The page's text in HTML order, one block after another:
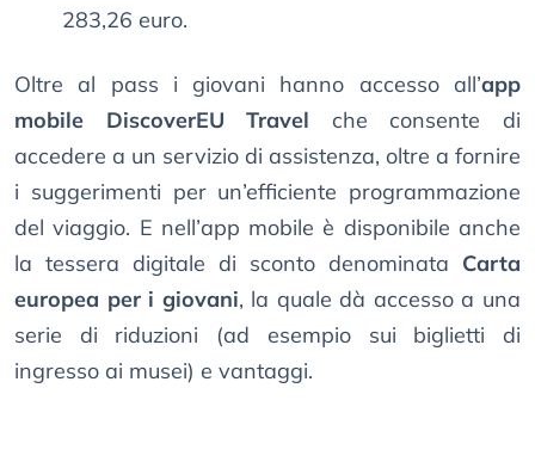
283,26 euro.
Oltre al pass i giovani hanno accesso all’app
mobile DiscoverEU Travel che consente di
accedere a un servizio di assistenza, oltre a fornire
i suggerimenti per un’efficiente programmazione
del viaggio. E nell’app mobile è disponibile anche
la tessera digitale di sconto denominata Carta
europea per i giovani, la quale dà accesso a una
serie di riduzioni (ad esempio sui biglietti di
ingresso ai musei) e vantaggi.